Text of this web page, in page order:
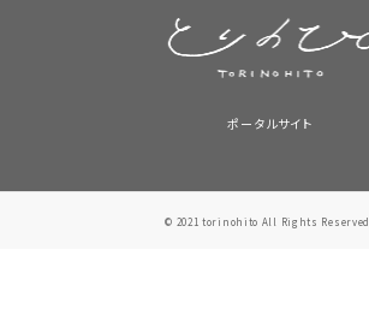
ポータルサイト
© 2021 torinohito All Rights Reserved.